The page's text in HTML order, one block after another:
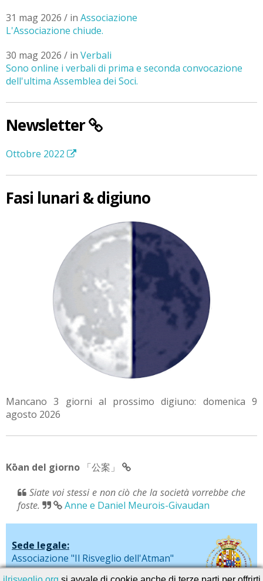
31 mag 2026 / in Associazione
L'Associazione chiude.
30 mag 2026 / in Verbali
Sono online i verbali di prima e seconda convocazione
dell'ultima Assemblea dei Soci.
Newsletter
Ottobre 2022
Fasi lunari & digiuno
Mancano 3 giorni al prossimo digiuno: domenica 9
agosto 2026
Kōan del giorno 「公案」
Siate voi stessi e non ciò che la società vorrebbe che
foste.
Anne e Daniel Meurois-Givaudan
Sede legale:
Associazione "Il Risveglio dell'Atman"
via De Liguori, 20 - Sarno (SA)